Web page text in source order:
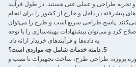
تجربه طراحی و عملی غنی هستند. در طول فرآیند
پیشرفته در داخل و خارج از کشور را برای انجام
پاسخ طراحی سریع است و طرح را می‌توان
کرد و می‌توان پیشنهادات بهینه‌سازی را با توجه
به داده‌ها و فرآیندهای خریدار ارائه داد.
5. دامنه خدمات شامل چه مواردی است؟
پروژه، طراحی طرح، ساخت تجهیزات تا نصب و